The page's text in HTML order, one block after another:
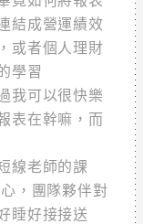
結成營運績效
或者個人理財
學習
我可以很快樂
表在幹嘛，而
線老師的課
，團隊夥伴對
睡好接接送